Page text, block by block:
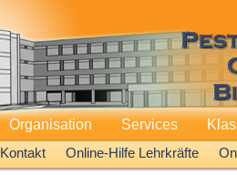
Kontakt Online-Hilfe Lehrkräfte
Organisation Services